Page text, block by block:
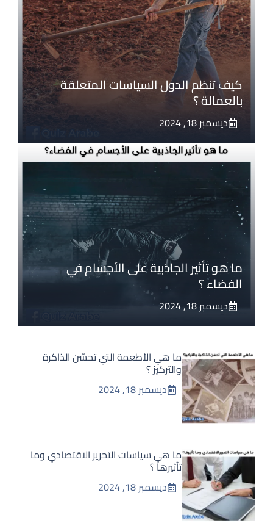
كيف تنظم الدول السياسات المتعلقة
بالعمالة ؟
ديسمبر 18, 2024
ما هو تأثير الجاذبية على الأجسام في
الفضاء ؟
ديسمبر 18, 2024
ما هي الأطعمة التي تحسّن الذاكرة
والتركيز ؟
ديسمبر 18, 2024
ما هي سياسات التحرير الاقتصادي وما
تأثيرها ؟
ديسمبر 18, 2024